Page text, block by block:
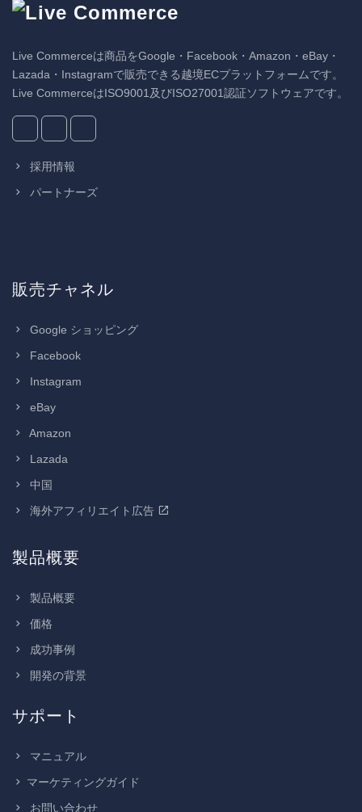
Live Commerceは商品をGoogle・Facebook・Amazon・eBay・
Lazada・Instagramで販売できる越境ECプラットフォームです。
Live CommerceはISO9001及びISO27001認証ソフトウェアです。
採用情報
パートナーズ
販売チャネル
Google ショッピング
Facebook
Instagram
eBay
Amazon
Lazada
中国
海外アフィリエイト広告
製品概要
製品概要
価格
成功事例
開発の背景
サポート
マニュアル
マーケティングガイド
お問い合わせ